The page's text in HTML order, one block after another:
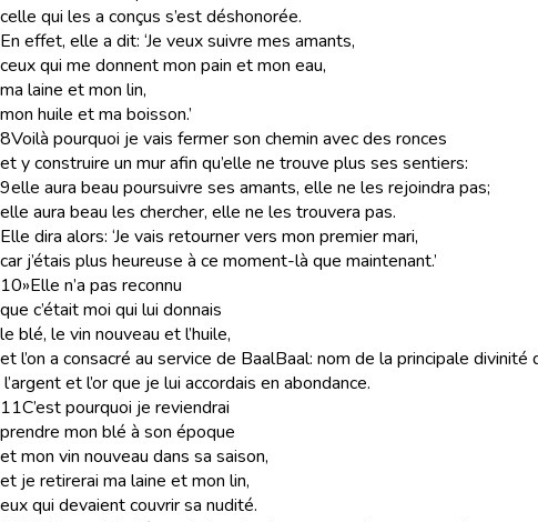
celle qui les a conçus s’est déshonorée.
En effet, elle a dit: ‘Je veux suivre mes amants,
ceux qui me donnent mon pain et mon eau,
ma laine et mon lin,
mon huile et ma boisson.’
8Voilà pourquoi je vais fermer son chemin avec des ronces
et y construire un mur afin qu’elle ne trouve plus ses sentiers:
9elle aura beau poursuivre ses amants, elle ne les rejoindra pas;
elle aura beau les chercher, elle ne les trouvera pas.
Elle dira alors: ‘Je vais retourner vers mon premier mari,
car j’étais plus heureuse à ce moment-là que maintenant.’
10»Elle n’a pas reconnu
que c’était moi qui lui donnais
le blé, le vin nouveau et l’huile,
et l’on a consacré au service de BaalBaal: nom de la principale
l’argent et l’or que je lui accordais en abondance.
11C’est pourquoi je reviendrai
prendre mon blé à son époque
et mon vin nouveau dans sa saison,
et je retirerai ma laine et mon lin,
eux qui devaient couvrir sa nudité.